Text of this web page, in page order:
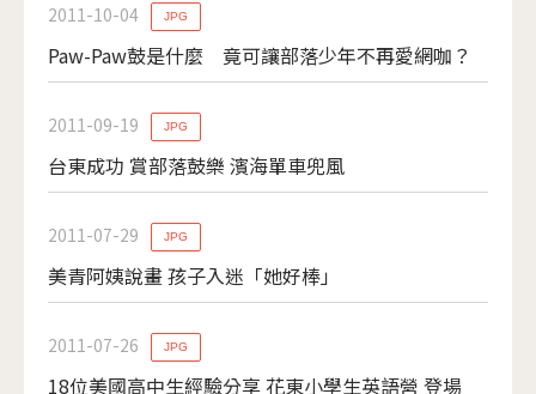
2011-10-04
Paw-Paw鼓是什麼 竟可讓部落少年不再愛網咖？
JPG
2011-09-19
台東成功 賞部落鼓樂 濱海單車兜風
JPG
2011-07-29
美青阿姨說畫 孩子入迷「她好棒」
JPG
2011-07-26
18位美國高中生經驗分享 花東小學生英語營 登場
JPG